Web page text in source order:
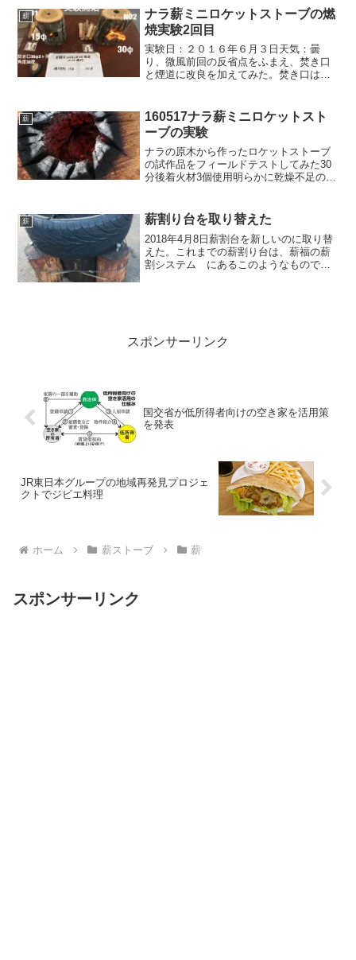
せれば、マツでもスギでも気持ちよくき
れいな炎を立てて燃えてくれ...
薪
ナラ薪ミニロケットストーブの燃
焼実験2回目
実験日：２０１６年６月３日天気：曇
り、微風前回の反省点をふまえ、焚き口
と煙道に改良を加えてみた。焚き口は水
と３０φの２種類にしてみた。まず２つの
供試体で実験した。供試...
薪
160517ナラ薪ミニロケットスト
ーブの実験
ナラの原木から作ったロケットストーブ
の試作品をフィールドテストしてみた30
分後着火材3個使用明らかに乾燥不足のよ
して煙道の大きさについてはまだまだ改
良の余地がありそうだ...
薪 薪割り台を取り替えた
2018年4月8日薪割台を新しいのに取り替
えた。これまでの薪割り台は、薪福の薪
割システム にあるこのようなものでし
スポンサーリンク
国交省が低所得者向けの空き家を活用策
を発表
JR東日本グループの地域再発見プロジェ
クトでジビエ料理
ホーム 薪ストーブ 薪
スポンサーリンク